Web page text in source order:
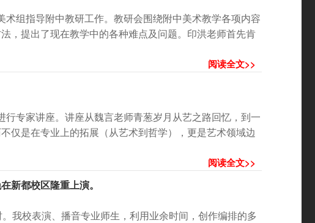
组指导附中教研工作。教研会围绕附中美术教学各项内容
，提出了现在教学中的各种难点及问题。印洪老师首先肯
阅读全文>>
专家讲座。讲座从魏言老师青葱岁月从艺之路回忆，到一
仅是在专业上的拓展（从艺术到哲学），更是艺术领域边
阅读全文>>
新都校区隆重上演。
我校表演、播音专业师生，利用业余时间，创作编排的多